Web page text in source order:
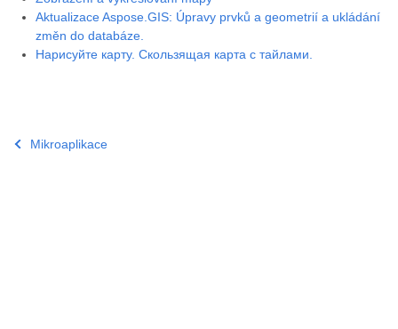
Aktualizace Aspose.GIS: Úpravy prvků a geometrií a ukládání
změn do databáze.
Нарисуйте карту. Скользящая карта с тайлами.
Mikroaplikace